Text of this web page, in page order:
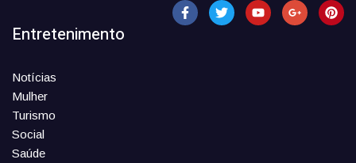
Entretenimento
Notícias
Mulher
Turismo
Social
Saúde